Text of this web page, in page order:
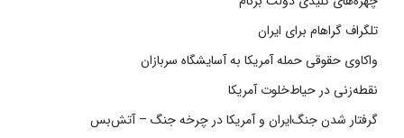
تلگراف گراهام برای ایران
واکاوی حقوقی حمله آمریکا به آسایشگاه سربازان
نقطه‌زنی در حیاط‌خلوت آمریکا
گرفتار شدن جنگ‌ایران و آمریکا در چرخه جنگ – آتش‌بس